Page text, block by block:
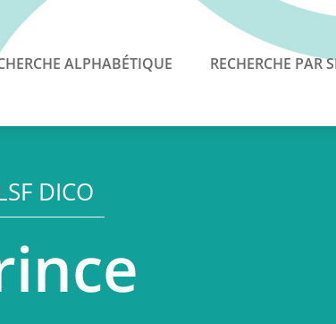
ALPHABÉTIQUE RECHERCHE PAR
DICO